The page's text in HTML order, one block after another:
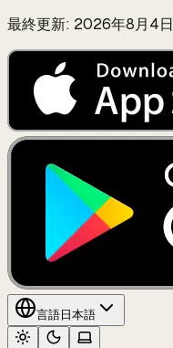
最終更新: 2026年8月4日
言語 日本語